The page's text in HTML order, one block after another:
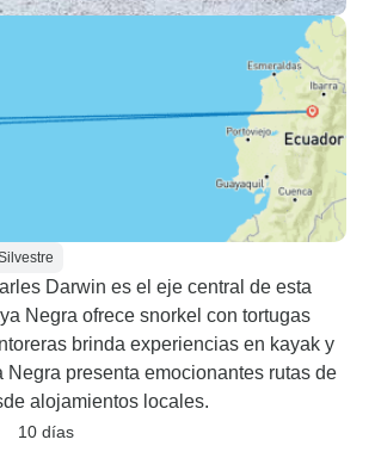
Darwin es el eje central de esta
Negra ofrece snorkel con tortugas
brinda experiencias en kayak y
Negra presenta emocionantes rutas de
alojamientos locales.
10 días